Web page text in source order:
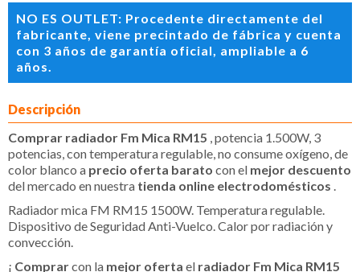
NO ES OUTLET: Procedente directamente del
fabricante, viene precintado de fábrica y cuenta
con 3 años de garantía oficial, ampliable a 6
años.
Descripción
Comprar radiador Fm Mica RM15 , potencia 1.500W, 3
potencias, con temperatura regulable, no consume oxígeno, de
color blanco a precio oferta barato con el mejor descuento
del mercado en nuestra tienda online electrodomésticos .
Radiador mica FM RM15 1500W. Temperatura regulable.
Dispositivo de Seguridad Anti-Vuelco. Calor por radiación y
convección.
¡ Comprarcon la mejor oferta el radiador Fm Mica RM15